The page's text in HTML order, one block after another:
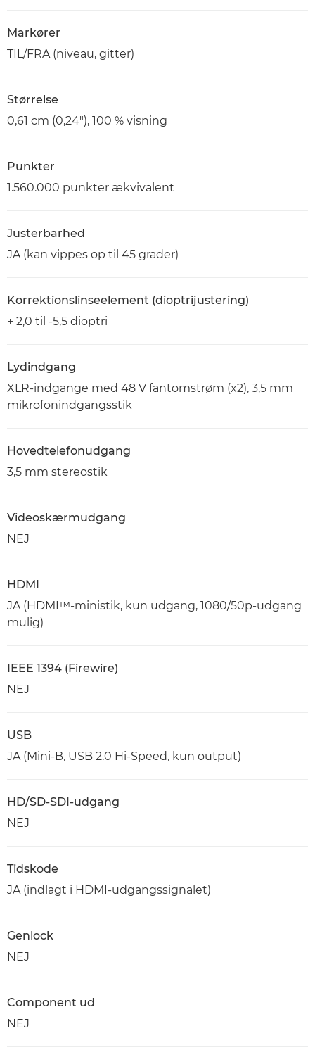
Markører
TIL/FRA (niveau, gitter)
Størrelse
0,61 cm (0,24"), 100 % visning
Punkter
1.560.000 punkter ækvivalent
Justerbarhed
JA (kan vippes op til 45 grader)
Korrektionslinseelement (dioptrijustering)
+ 2,0 til -5,5 dioptri
Lydindgang
XLR-indgange med 48 V fantomstrøm (x2), 3,5 mm
mikrofonindgangsstik
Hovedtelefonudgang
3,5 mm stereostik
Videoskærmudgang
NEJ
HDMI
JA (HDMI™-ministik, kun udgang, 1080/50p-udgang
mulig)
IEEE 1394 (Firewire)
NEJ
USB
JA (Mini-B, USB 2.0 Hi-Speed, kun output)
HD/SD-SDI-udgang
NEJ
Tidskode
JA (indlagt i HDMI-udgangssignalet)
Genlock
NEJ
Component ud
NEJ